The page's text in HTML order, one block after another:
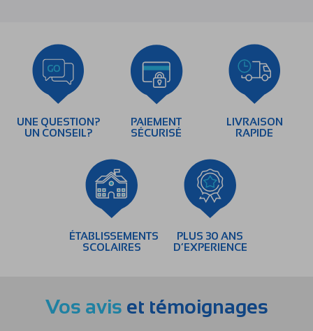
UNE QUESTION?
UN CONSEIL?
PAIEMENT
SÉCURISÉ
LIVRAISON
RAPIDE
ÉTABLISSEMENTS
SCOLAIRES
PLUS 30 ANS
D’EXPERIENCE
Vos avis et témoignages